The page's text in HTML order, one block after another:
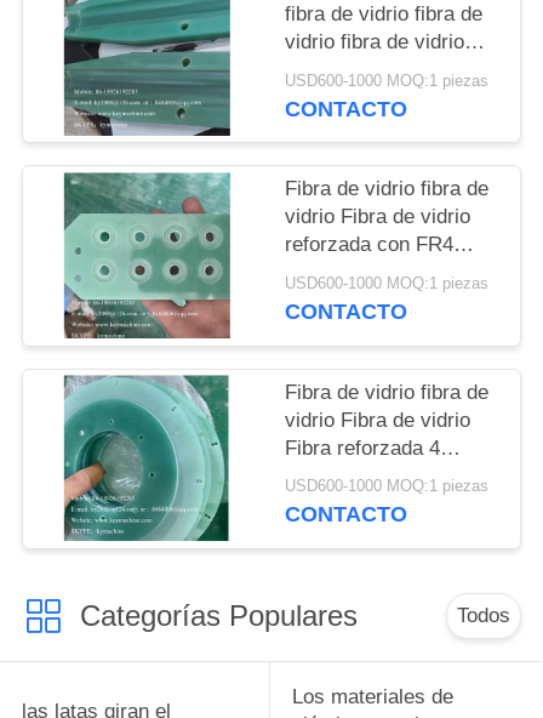
fibra de vidrio fibra de
vidrio fibra de vidrio
engranaje planetario de
precisión particiones
China fábrica China
productor China
USD600-1000 MOQ:1 piezas
CONTACTO
Fibra de vidrio fibra de
vidrio Fibra de vidrio
reforzada con FR4
piezas mecánicas,
engranajes, árboles de
fabricante China
fábrica China productor
USD600-1000 MOQ:1 piezas
CONTACTO
Fibra de vidrio fibra de
vidrio Fibra de vidrio
Fibra reforzada 4
placas de aislamiento
FR4, soportes de
China fabricante China
fábrica China productor
USD600-1000 MOQ:1 piezas
CONTACTO
Categorías Populares Todos
las latas giran el
Los materiales de